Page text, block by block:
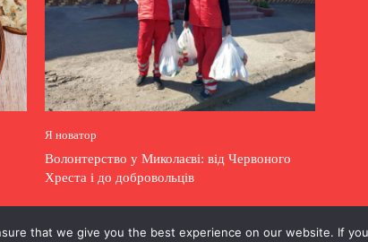
Я новатор
Волонтерство у Миколаєві: від Червоного
Хреста і до добровольців
that we give you the best experience on our website. If